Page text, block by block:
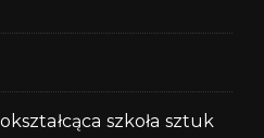
szkoła sztuk